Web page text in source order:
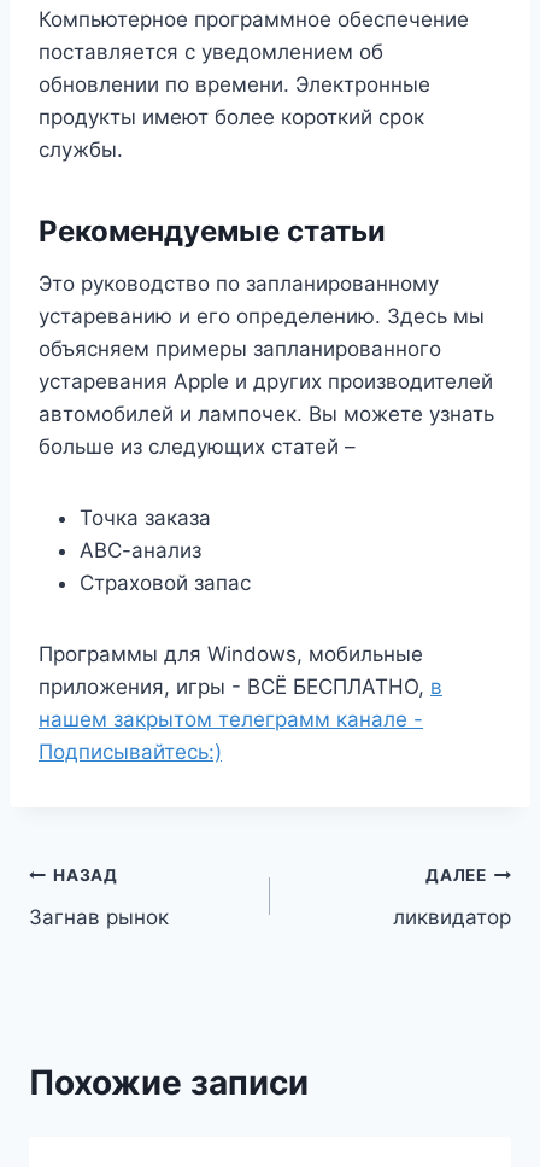
Компьютерное программное обеспечение
поставляется с уведомлением об
обновлении по времени. Электронные
продукты имеют более короткий срок
службы.
Рекомендуемые статьи
Это руководство по запланированному
устареванию и его определению. Здесь мы
объясняем примеры запланированного
устаревания Apple и других производителей
автомобилей и лампочек. Вы можете узнать
больше из следующих статей –
Точка заказа
АВС-анализ
Страховой запас
Программы для Windows, мобильные
приложения, игры - ВСЁ БЕСПЛАТНО, в
нашем закрытом телеграмм канале -
Подписывайтесь:)
Навигация
по
НАЗАД
Загнав рынок
ДАЛЕЕ
ликвидатор
Похожие записи